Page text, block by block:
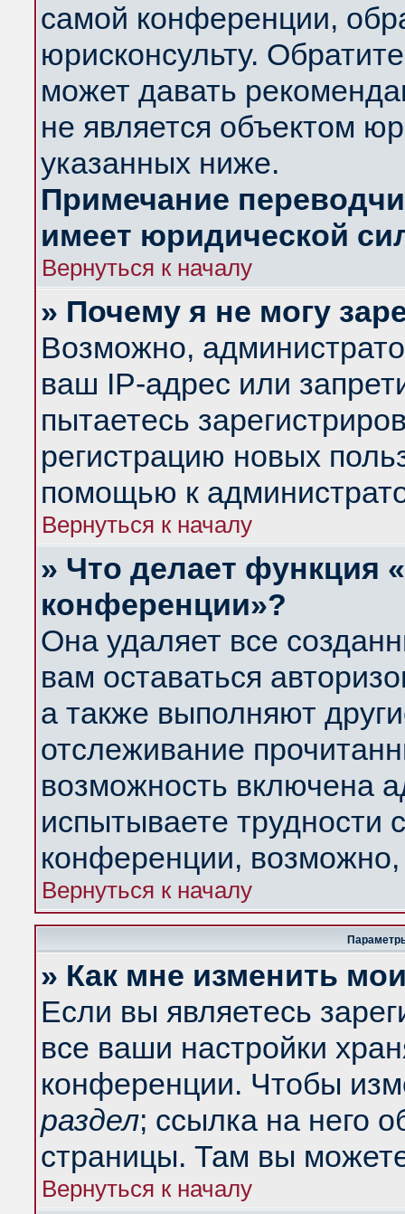
самой конференции,
юрисконсульту.
может давать
не является объектом
указанных ниже.
Примечание
имеет юридической
Вернуться к началу
» Почему я не могу
Возможно,
ваш IP-адрес или
пытаетесь
регистрацию новых
помощью к
Вернуться к началу
» Что делает функция
конференции»?
Она удаляет все
вам оставаться
а также выполняют
отслеживание
возможность включена
испытываете трудности
конференции,
Вернуться к началу
» Как мне изменить
Если вы являетесь
все ваши настройки
конференции. Чтобы
раздел; ссылка на него
страницы. Там вы
Вернуться к началу